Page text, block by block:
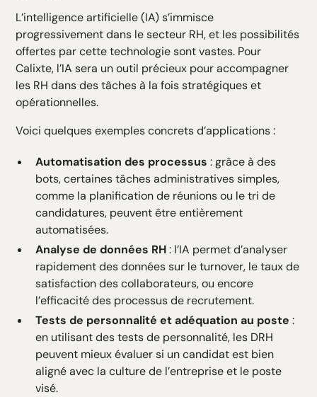
L’intelligence artificielle (IA) s’immisce
progressivement dans le secteur RH, et les possibilités
offertes par cette technologie sont vastes. Pour
Calixte, l’IA sera un outil précieux pour accompagner
les RH dans des tâches à la fois stratégiques et
opérationnelles.
Voici quelques exemples concrets d’applications :
Automatisation des processus : grâce à des
bots, certaines tâches administratives simples,
comme la planification de réunions ou le tri de
candidatures, peuvent être entièrement
automatisées.
Analyse de données RH: l’IA permet d’analyser
rapidement des données sur le turnover, le taux de
satisfaction des collaborateurs, ou encore
l’efficacité des processus de recrutement.
Tests de personnalité et adéquation au poste :
en utilisant des tests de personnalité, les DRH
peuvent mieux évaluer si un candidat est bien
aligné avec la culture de l’entreprise et le poste
visé.